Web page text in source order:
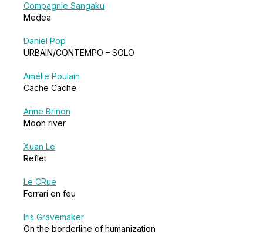
Compagnie Sangaku
Medea
Daniel Pop
URBAIN/CONTEMPO – SOLO
Amélie Poulain
Cache Cache
Anne Brinon
Moon river
Xuan Le
Reflet
Le CRue
Ferrari en feu
Iris Gravemaker
On the borderline of humanization